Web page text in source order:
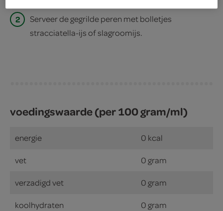
2
Serveer de gegrilde peren met bolletjes
stracciatella-ijs of slagroomijs.
voedingswaarde (per 100 gram/ml)
energie 0 kcal
vet 0 gram
verzadigd vet 0 gram
koolhydraten 0 gram